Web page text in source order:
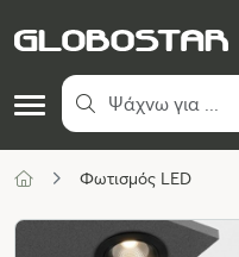
Φωτισμός LED